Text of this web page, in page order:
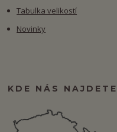
Tabulka velikostí
Novinky
KDE NÁS NAJDETE